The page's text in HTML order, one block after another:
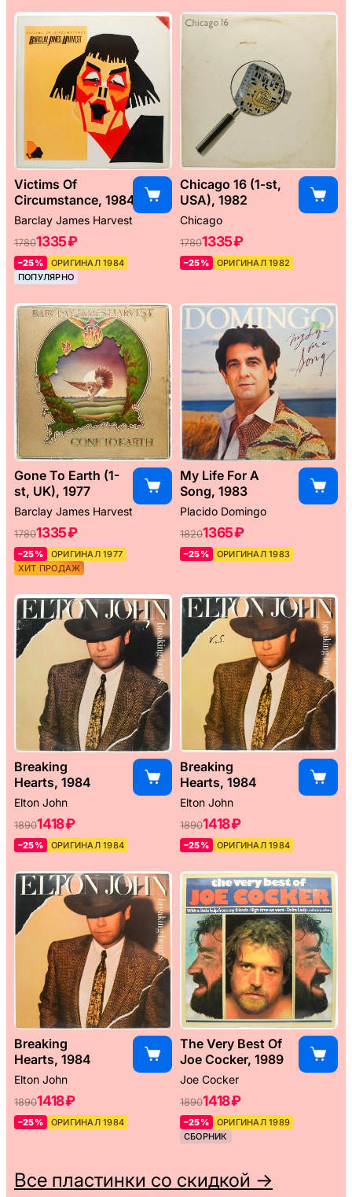
Victims Of
Circumstance, 1984
Barclay James Harvest
17801335 ₽
–25%
ОРИГИНАЛ 1984
ПОПУЛЯРНО
Chicago 16 (1-st,
USA), 1982
Chicago
17801335 ₽
–25% ОРИГИНАЛ 1982
Gone To Earth (1-
st, UK), 1977
Barclay James Harvest
17801335 ₽
–25%
ОРИГИНАЛ 1977
ХИТ ПРОДАЖ
My Life For A
Song, 1983
Placido Domingo
18201365 ₽
–25% ОРИГИНАЛ 1983
Breaking
Hearts, 1984
Elton John
18901418 ₽
–25% ОРИГИНАЛ 1984
Breaking
Hearts, 1984
Elton John
18901418 ₽
–25% ОРИГИНАЛ 1984
Breaking
Hearts, 1984
Elton John
18901418 ₽
–25% ОРИГИНАЛ 1984
The Very Best Of
Joe Cocker, 1989
Joe Cocker
18901418 ₽
–25%
ОРИГИНАЛ 1989
СБОРНИК
Все пластинки со скидкой →